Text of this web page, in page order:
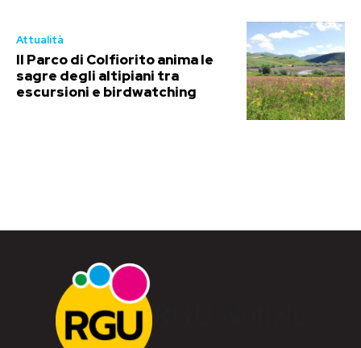
Attualità
Il Parco di Colfiorito anima le
sagre degli altipiani tra
escursioni e birdwatching
RGU Notizie